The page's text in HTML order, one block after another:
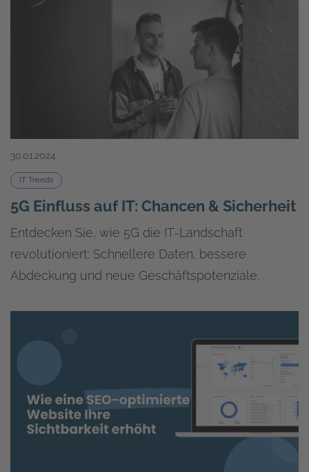
30.01.2024
IT Trends
5G Einfluss auf IT: Chancen & Sicherheit
Entdecken Sie, wie 5G die IT-Landschaft
revolutioniert: Schnellere Daten, bessere
Abdeckung und neue Geschäftspotenziale.